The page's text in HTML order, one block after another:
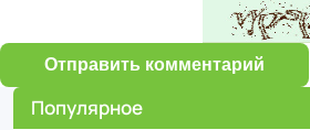
Отправить комментарий
Популярное